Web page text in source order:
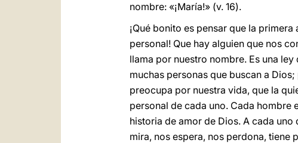
nombre: «¡María!» (v. 16).
¡Qué bonito es pensar que la
personal! Que hay alguien que nos
llama por nuestro nombre. Es una
muchas personas que buscan a
preocupa por nuestra vida, que la
personal de cada uno. Cada hombre
historia de amor de Dios. A cada
mira, nos espera, nos perdona, tiene